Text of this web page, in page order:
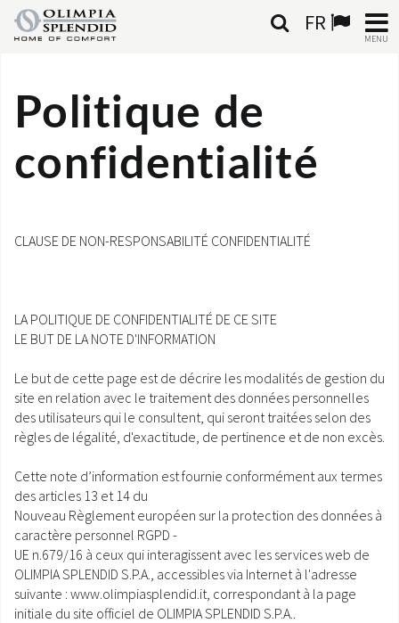
FR
MENU
HOME
CLIMATISATION
TRAITEMENT DE L'AIR
CONTACTS
MONDE OS
SAV ET GARANTIE
DOCUMENTATIONS
Politique de
confidentialité
CLAUSE DE NON-RESPONSABILITÉ CONFIDENTIALITÉ
LA POLITIQUE DE CONFIDENTIALITÉ DE CE SITE
LE BUT DE LA NOTE D'INFORMATION
Le but de cette page est de décrire les modalités de gestion du
site en relation avec le traitement des données personnelles
des utilisateurs qui le consultent, qui seront traitées selon des
règles de légalité, d'exactitude, de pertinence et de non excès.
Cette note d’information est fournie conformément aux termes
des articles 13 et 14 du
Nouveau Règlement européen sur la protection des données à
caractère personnel RGPD -
UE n.679/16 à ceux qui interagissent avec les services web de
OLIMPIA SPLENDID S.P.A., accessibles via Internet à l'adresse
suivante : www.olimpiasplendid.it, correspondant à la page
initiale du site officiel de OLIMPIA SPLENDID S.P.A..